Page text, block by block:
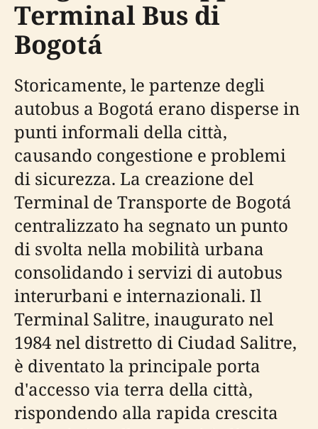
Terminal Bus di
Bogotá
Storicamente, le partenze degli
autobus a Bogotá erano disperse in
punti informali della città,
causando congestione e problemi
di sicurezza. La creazione del
Terminal de Transporte de Bogotá
centralizzato ha segnato un punto
di svolta nella mobilità urbana
consolidando i servizi di autobus
interurbani e internazionali. Il
Terminal Salitre, inaugurato nel
1984 nel distretto di Ciudad Salitre,
è diventato la principale porta
d'accesso via terra della città,
rispondendo alla rapida crescita